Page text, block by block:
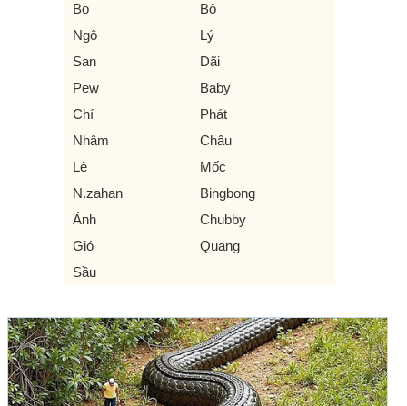
Bo
Bô
Ngô
Lý
San
Dãi
Pew
Baby
Chí
Phát
Nhâm
Châu
Lệ
Mốc
N.zahan
Bingbong
Ánh
Chubby
Gió
Quang
Sầu